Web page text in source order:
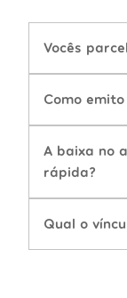
Vocês
Como emito
A baixa no
rápida?
Qual o